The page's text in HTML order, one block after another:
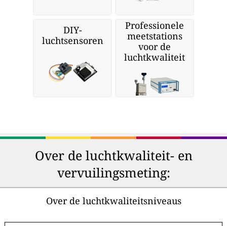
DIY-
luchtsensoren
Professionele
meetstations
voor de
luchtkwaliteit
Over de luchtkwaliteit- en
vervuilingsmeting:
Over de luchtkwaliteitsniveaus